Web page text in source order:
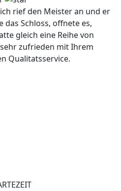
rief den Meister an und er
das Schloss, offnete es,
gleich eine Reihe von
zufrieden mit Ihrem
Qualitatsservice.